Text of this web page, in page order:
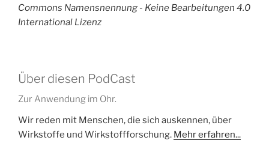
Commons Namensnennung - Keine Bearbeitungen 4.0
International Lizenz
Über diesen PodCast
Zur Anwendung im Ohr.
Wir reden mit Menschen, die sich auskennen, über
Wirkstoffe und Wirkstoffforschung. Mehr erfahren...